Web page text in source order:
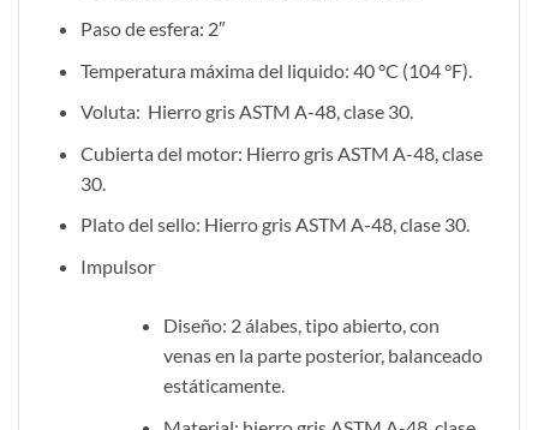
Paso de esfera: 2″
Temperatura máxima del liquido: 40 °C (104 °F).
Voluta: Hierro gris ASTM A-48, clase 30.
Cubierta del motor: Hierro gris ASTM A-48, clase
30.
Plato del sello: Hierro gris ASTM A-48, clase 30.
Impulsor
Diseño: 2 álabes, tipo abierto, con
venas en la parte posterior, balanceado
estáticamente.